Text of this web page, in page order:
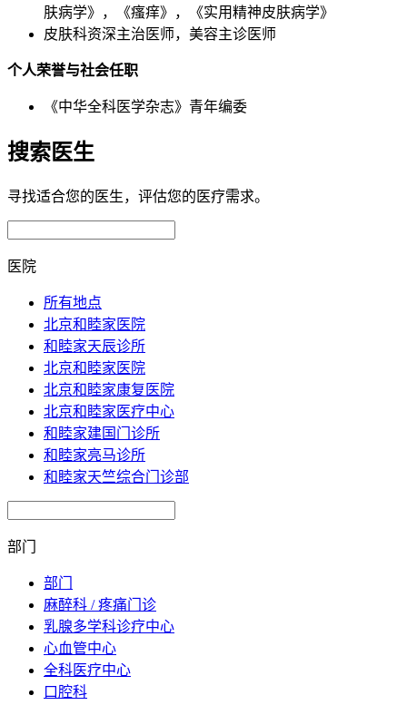
肤病学》，《瘙痒》，《实用精神皮肤病学》
皮肤科资深主治医师，美容主诊医师
个人荣誉与社会任职
《中华全科医学杂志》青年编委
搜索医生
寻找适合您的医生，评估您的医疗需求。
医院
所有地点
北京和睦家医院
和睦家天辰诊所
北京和睦家医院
北京和睦家康复医院
北京和睦家医疗中心
和睦家建国门诊所
和睦家亮马诊所
和睦家天竺综合门诊部
部门
部门
麻醉科 / 疼痛门诊
乳腺多学科诊疗中心
心血管中心
全科医疗中心
口腔科